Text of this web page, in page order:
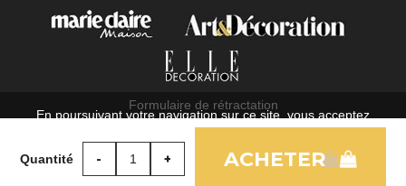
Quantité
Formulaire de rétractation
Mentions légales
En poursuivant votre navigation sur ce site, vous acceptez